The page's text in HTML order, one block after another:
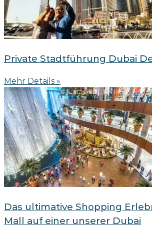
Private Stadtführung Dubai
Mehr Details »
Das ultimative Shopping
Mall auf einer unserer Dubai